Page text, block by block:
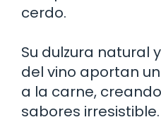
cerdo.
Su dulzura natural
del vino aportan
a la carne,
sabores irresistible.